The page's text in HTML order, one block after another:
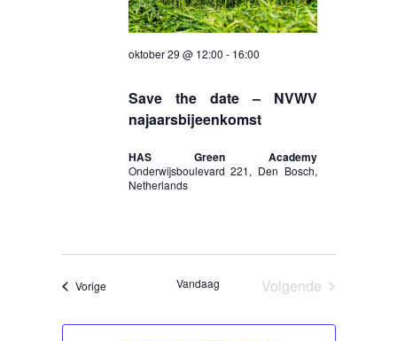
Save the date – NVWV
najaarsbijeenkomst
oktober 29 @ 12:00 - 16:00
HAS Green Academy
Onderwijsboulevard 221, Den Bosch,
Netherlands
VorigeEvenementen Vandaag
Volgende